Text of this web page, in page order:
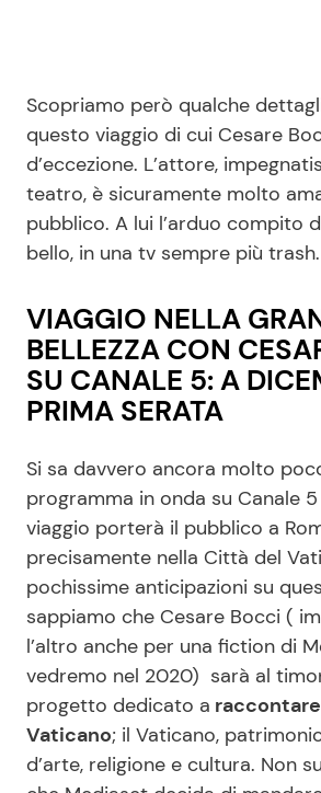
Scopriamo però qualche
questo viaggio di cui Cesare
d’eccezione. L’attore,
teatro, è sicuramente molto
pubblico. A lui l’arduo compito
bello, in una tv sempre più trash.
VIAGGIO NELLA
BELLEZZA CON
SU CANALE 5: A
PRIMA SERATA
Si sa davvero ancora molto
programma in onda su Canale
viaggio porterà il pubblico a
precisamente nella Città del
pochissime anticipazioni su
sappiamo che Cesare Bocci (
l’altro anche per una fiction di
vedremo nel 2020) sarà al
progetto dedicato a
Vaticano; il Vaticano,
d’arte, religione e cultura. Non